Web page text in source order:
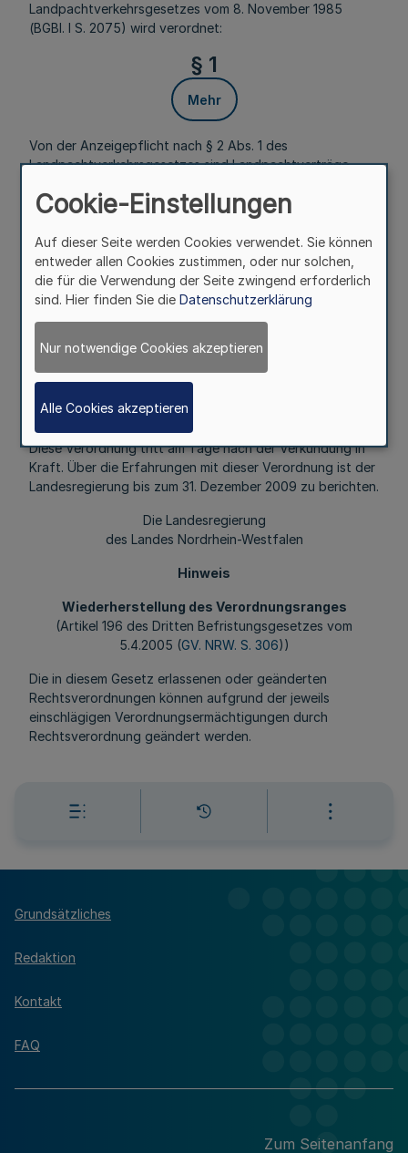
Landpachtverkehrsgesetzes vom 8. November 1985
(BGBl. I S. 2075) wird verordnet:
§ 1
Mehr
Von der Anzeigepflicht nach § 2 Abs. 1 des
Landpachtverkehrsgesetzes sind Landpachtverträge
zu einer Größe von 1 ha ausgenommen.
§ 2
In-Kraft-Treten, Berichtspflicht
Fußnoten
Diese Verordnung tritt am Tage nach der Verkündung in
Kraft. Über die Erfahrungen mit dieser Verordnung ist der
Landesregierung bis zum 31. Dezember 2009 zu berichten.
Die Landesregierung
des Landes Nordrhein-Westfalen
Hinweis
Wiederherstellung des Verordnungsranges
(Artikel 196 des Dritten Befristungsgesetzes vom
5.4.2005 (GV. NRW. S. 306))
Die in diesem Gesetz erlassenen oder geänderten
Rechtsverordnungen können aufgrund der jeweils
einschlägigen Verordnungsermächtigungen durch
Rechtsverordnung geändert werden.
Grundsätzliches
Redaktion
Kontakt
FAQ
Zum Seitenanfang
Cookie-Einstellungen
Auf dieser Seite werden Cookies verwendet. Sie können
entweder allen Cookies zustimmen, oder nur solchen,
die für die Verwendung der Seite zwingend erforderlich
sind. Hier finden Sie die Datenschutzerklärung
Nur notwendige Cookies akzeptieren
Alle Cookies akzeptieren